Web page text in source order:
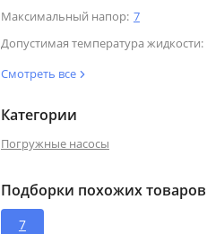
Максимальный напор: 7
Допустимая температура жидкости:
Смотреть все
Категории
Погружные насосы
Подборки похожих товаров
7